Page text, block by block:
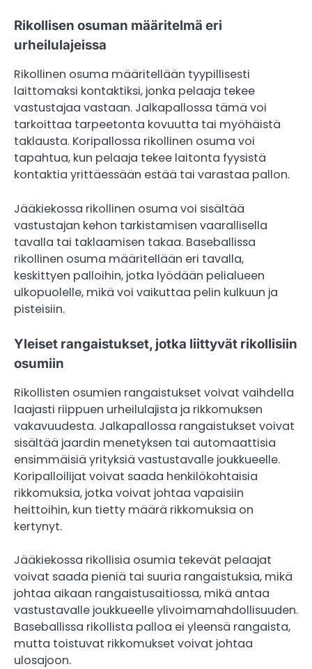
Rikollisen osuman määritelmä eri
urheilulajeissa
Rikollinen osuma määritellään tyypillisesti
laittomaksi kontaktiksi, jonka pelaaja tekee
vastustajaa vastaan. Jalkapallossa tämä voi
tarkoittaa tarpeetonta kovuutta tai myöhäistä
taklausta. Koripallossa rikollinen osuma voi
tapahtua, kun pelaaja tekee laitonta fyysistä
kontaktia yrittäessään estää tai varastaa pallon.
Jääkiekossa rikollinen osuma voi sisältää
vastustajan kehon tarkistamisen vaarallisella
tavalla tai taklaamisen takaa. Baseballissa
rikollinen osuma määritellään eri tavalla,
keskittyen palloihin, jotka lyödään pelialueen
ulkopuolelle, mikä voi vaikuttaa pelin kulkuun ja
pisteisiin.
Yleiset rangaistukset, jotka liittyvät rikollisiin
osumiin
Rikollisten osumien rangaistukset voivat vaihdella
laajasti riippuen urheilulajista ja rikkomuksen
vakavuudesta. Jalkapallossa rangaistukset voivat
sisältää jaardin menetyksen tai automaattisia
ensimmäisiä yrityksiä vastustavalle joukkueelle.
Koripalloilijat voivat saada henkilökohtaisia
rikkomuksia, jotka voivat johtaa vapaisiin
heittoihin, kun tietty määrä rikkomuksia on
kertynyt.
Jääkiekossa rikollisia osumia tekevät pelaajat
voivat saada pieniä tai suuria rangaistuksia, mikä
johtaa aikaan rangaistusaitiossa, mikä antaa
vastustavalle joukkueelle ylivoimamahdollisuuden.
Baseballissa rikollista palloa ei yleensä rangaista,
mutta toistuvat rikkomukset voivat johtaa
ulosajoon.